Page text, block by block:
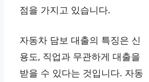
점을 가지고 있습니다.
자동차 담보 대출의 특징은 신
용도, 직업과 무관하게 대출을
받을 수 있다는 것입니다. 자동